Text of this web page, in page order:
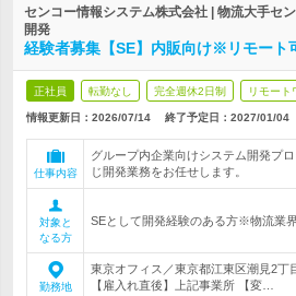
センコー情報システム株式会社 | 物流大手セ
開発
経験者募集【SE】内販向け※リモート
正社員 転勤なし 完全週休2日制 リモート
情報更新日：2026/07/14 終了予定日： 2027/01/04
仕事内容
グループ内企業向けシステム開発プ
じ開発業務をお任せします。
対象と
なる方
SEとして開発経験のある方※物流業
勤務地
東京オフィス／東京都江東区潮見2丁
【雇入れ直後】上記事業所 【変…